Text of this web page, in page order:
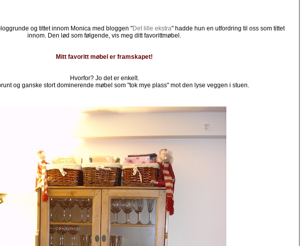
og tittet innom Monica med bloggen "Det lille ekstra" hadde hun en utfordring til oss som tittet
innom. Den lød som følgende, vis meg ditt favorittmøbel.
Mitt favoritt møbel er framskapet!
Hvorfor? Jo det er enkelt.
og ganske stort dominerende møbel som "tok mye plass" mot den lyse veggen i stuen.